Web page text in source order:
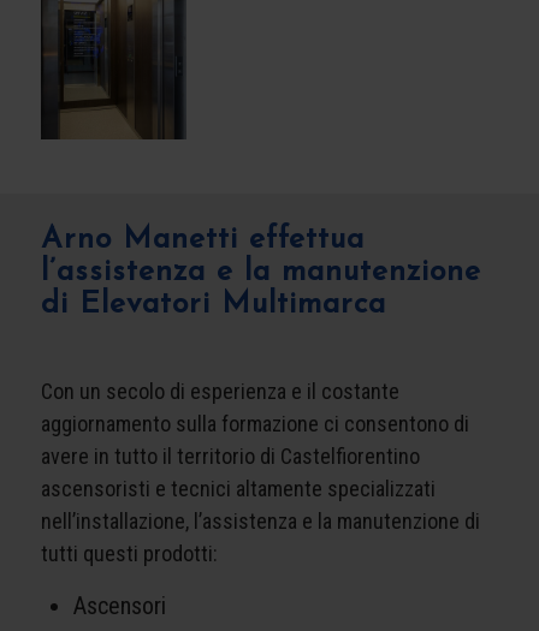
Arno Manetti effettua
l’assistenza e la manutenzione
di Elevatori Multimarca
Con un secolo di esperienza e il costante
aggiornamento sulla formazione ci consentono di
avere in tutto il territorio di Castelfiorentino
ascensoristi e tecnici altamente specializzati
nell’installazione, l’assistenza e la manutenzione di
tutti questi prodotti:
Ascensori